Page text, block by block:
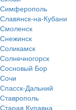
Симферополь
Славянск-на-Кубани
Смоленск
Снежинск
Соликамск
Солнечногорск
Сосновый Бор
Сочи
Спасск-Дальний
Ставрополь
Старая Купавна